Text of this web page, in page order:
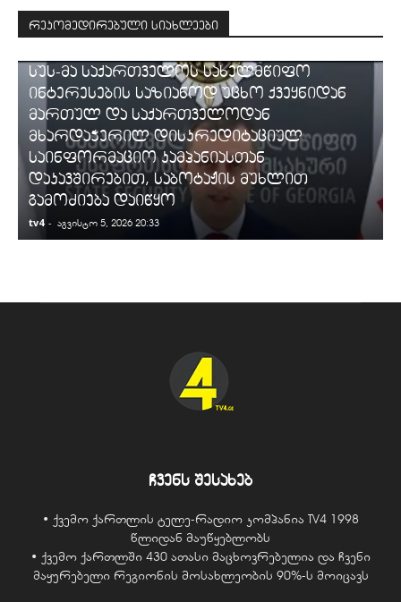
რეკომედირებული სიახლეები
სუს-მა საქართველოს სახელმწიფო
ინტერესების საზიანოდ უცხო ქვეყნიდან
მართულ და საქართველოდან
მხარდაჭერილ დისკრედიტაციულ
საინფორმაციო კამპანიასთან
დაკავშირებით, საბოტაჟის მუხლით
გამოძიება დაიწყო
tv4 - აგვისტო 5, 2026 20:33
ჩვენს შესახებ
• ქვემო ქართლის ტელე-რადიო კომპანია TV4 1998
წლიდან მაუწყებლობს
• ქვემო ქართლში 430 ათასი მაცხოვრებელია და ჩვენი
მაყურებელი რეგიონის მოსახლეობის 90%-ს მოიცავს